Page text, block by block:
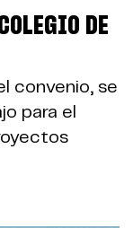
DE
convenio, se
para el